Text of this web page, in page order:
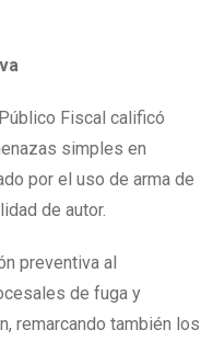
Fiscal calificó
simples en
por el uso de arma de
de autor.
preventiva al
de fuga y
remarcando también los